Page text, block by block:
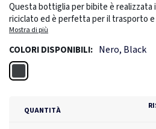
Questa bottiglia per bibite è realizzata
riciclato ed è perfetta per il trasporto
design unico consente di utilizzarla
ed è garantita a prova di perdite.
certificati RCS (Recycled Claim
garantisce una catena di
completamente certificata. Contenuto
Inclusa confezione kraft certificata
Mostra di più
COLORI DISPONIBILI: Nero, Black
QUANTITÀ